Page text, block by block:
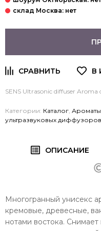
SENS Ultrasonic diffuser Aroma
Категории: Каталог
ультразвуковых диффузоров
ОПИСАНИЕ
Многогранный унисекс
кремовые, древесные,
нотами востока.